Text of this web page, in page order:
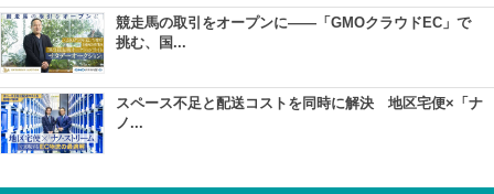
競走馬の取引をオープンに――「GMOクラウドEC」で
挑む、国...
スペース不足と配送コストを同時に解決 地区宅便×「ナ
ノ...